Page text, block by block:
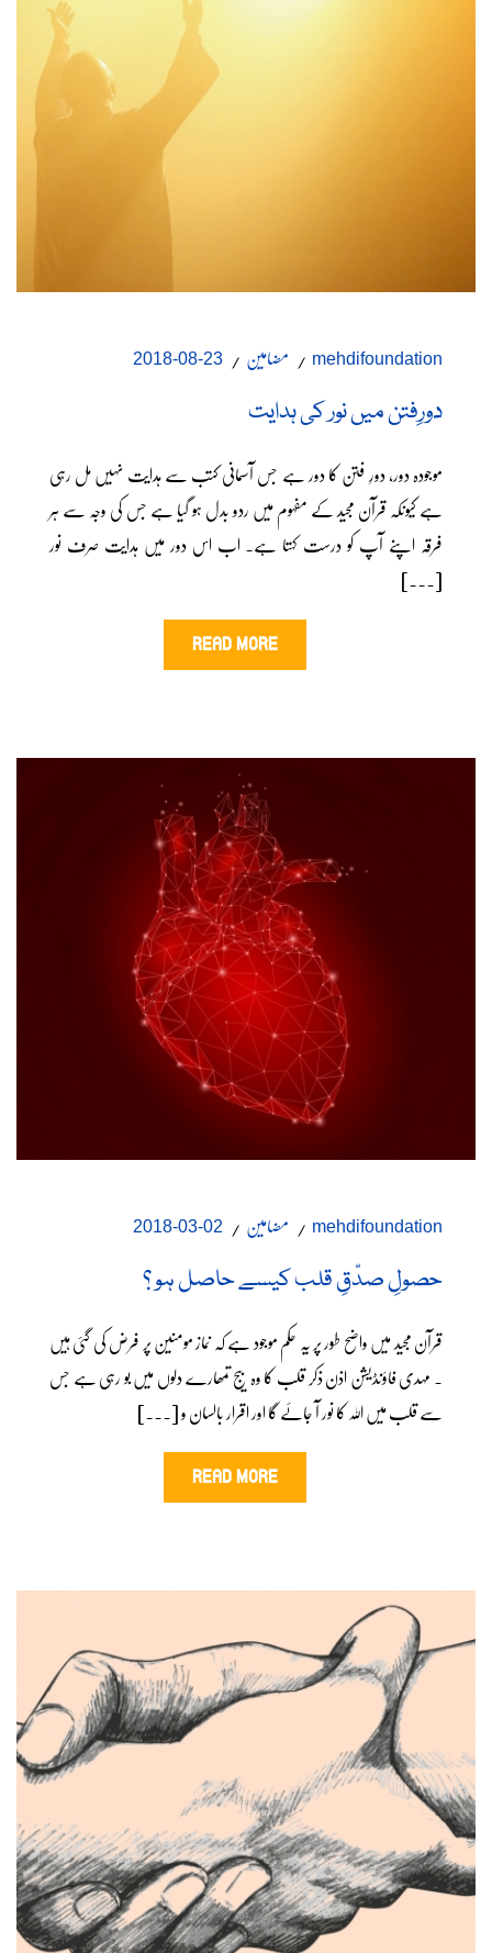
mehdifoundation مضامین 23-08-2018
دورِفتن میں نور کی ہدایت
موجودہ دور، دورِ فتن کا دور ہے جس آسمانی کتب سے ہدایت نہیں مل رہی
ہے کیونکہ قرآن مجید کے مفہوم میں ردو بدل ہو گیا ہے جس کی وجہ سے ہر
فرقہ اپنے آپ کو درست کہتا ہے۔ اب اس دور میں ہدایت صرف نور
[...]
READ MORE
mehdifoundation مضامین 02-03-2018
حصولِ صدّقِ قلب کیسے حاصل ہو ؟
قرآن مجید میں واضح طور پر یہ حکم موجود ہے کہ نماز مومنین پر فرض کی گئی ہیں
۔ مہدی فاؤنڈیشن اذن ذکر قلب کا وہ بیج تمھارے دلوں میں بو رہی ہے جس
سے قلب میں اللہ کا نور آ جائے گا اور اقرار بالسان و [...]
READ MORE